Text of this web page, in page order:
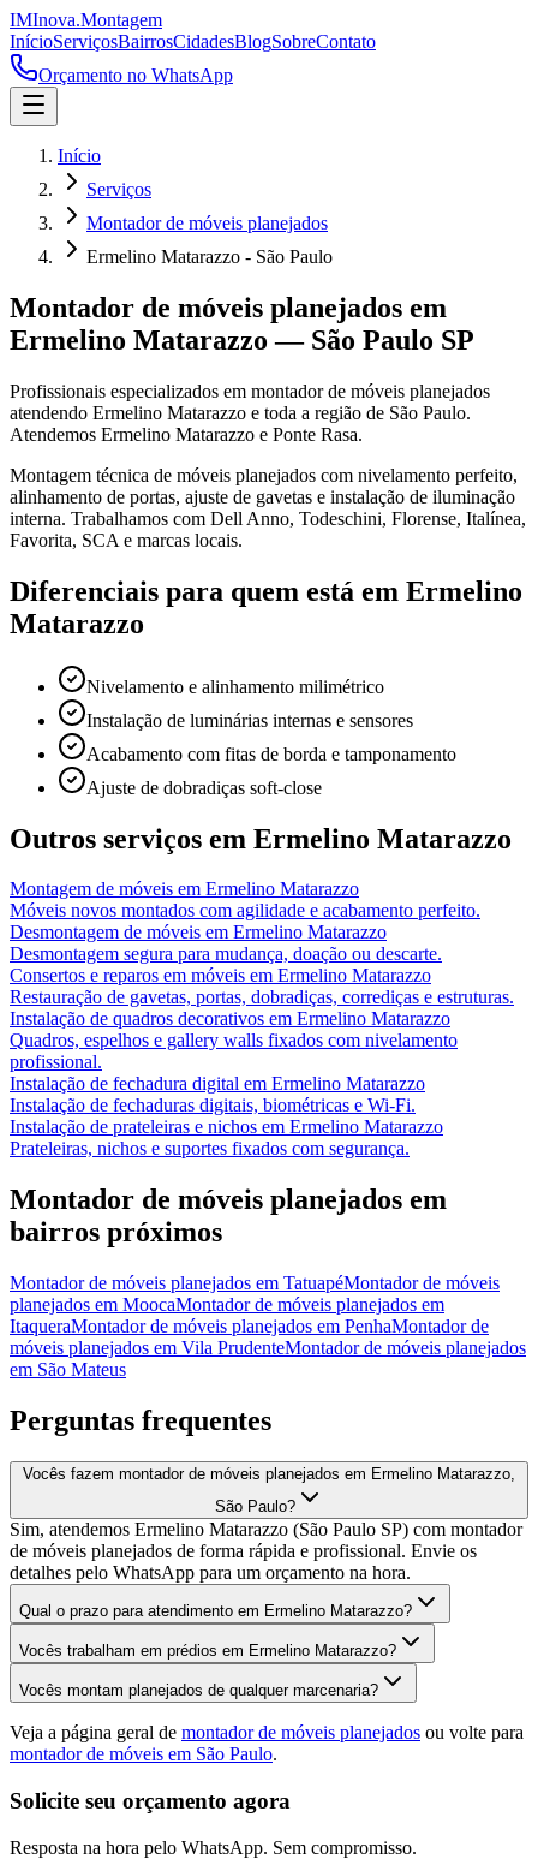
IMInova.Montagem
InícioServiçosBairrosCidadesBlogSobreContato
Orçamento no WhatsApp
Início
Serviços
Montador de móveis planejados
Ermelino Matarazzo - São Paulo
Montador de móveis planejados em
Ermelino Matarazzo — São Paulo SP
Profissionais especializados em montador de móveis planejados
atendendo Ermelino Matarazzo e toda a região de São Paulo.
Atendemos Ermelino Matarazzo e Ponte Rasa.
Montagem técnica de móveis planejados com nivelamento perfeito,
alinhamento de portas, ajuste de gavetas e instalação de iluminação
interna. Trabalhamos com Dell Anno, Todeschini, Florense, Italínea,
Favorita, SCA e marcas locais.
Diferenciais para quem está em Ermelino
Matarazzo
Nivelamento e alinhamento milimétrico
Instalação de luminárias internas e sensores
Acabamento com fitas de borda e tamponamento
Ajuste de dobradiças soft-close
Outros serviços em Ermelino Matarazzo
Montagem de móveis em Ermelino Matarazzo
Móveis novos montados com agilidade e acabamento perfeito.
Desmontagem de móveis em Ermelino Matarazzo
Desmontagem segura para mudança, doação ou descarte.
Consertos e reparos em móveis em Ermelino Matarazzo
Restauração de gavetas, portas, dobradiças, corrediças e estruturas.
Instalação de quadros decorativos em Ermelino Matarazzo
Quadros, espelhos e gallery walls fixados com nivelamento
profissional.
Instalação de fechadura digital em Ermelino Matarazzo
Instalação de fechaduras digitais, biométricas e Wi-Fi.
Instalação de prateleiras e nichos em Ermelino Matarazzo
Prateleiras, nichos e suportes fixados com segurança.
Montador de móveis planejados em
bairros próximos
Montador de móveis planejados em TatuapéMontador de móveis
planejados em MoocaMontador de móveis planejados em
ItaqueraMontador de móveis planejados em PenhaMontador de
móveis planejados em Vila PrudenteMontador de móveis planejados
em São Mateus
Perguntas frequentes
Vocês fazem montador de móveis planejados em Ermelino Matarazzo,
São Paulo?
Sim, atendemos Ermelino Matarazzo (São Paulo SP) com montador
de móveis planejados de forma rápida e profissional. Envie os
detalhes pelo WhatsApp para um orçamento na hora.
Qual o prazo para atendimento em Ermelino Matarazzo?
Vocês trabalham em prédios em Ermelino Matarazzo?
Vocês montam planejados de qualquer marcenaria?
Veja a página geral de montador de móveis planejados ou volte para
montador de móveis em São Paulo.
Solicite seu orçamento agora
Resposta na hora pelo WhatsApp. Sem compromisso.